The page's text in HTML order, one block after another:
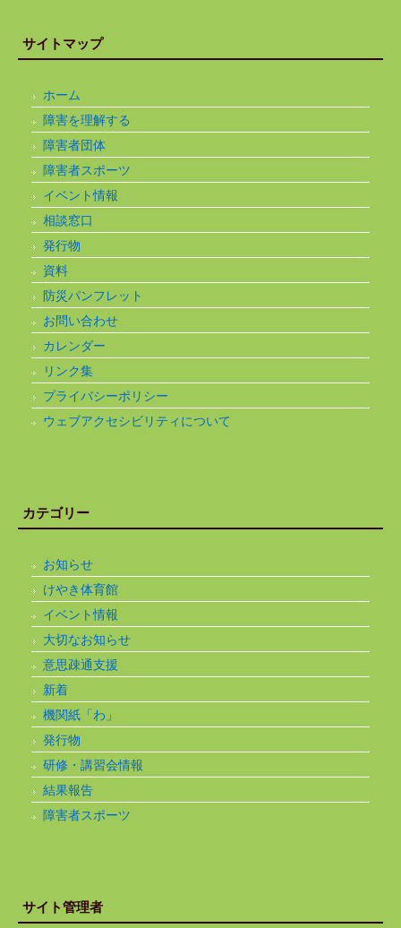
サイトマップ
ホーム
障害を理解する
障害者団体
障害者スポーツ
イベント情報
相談窓口
発行物
資料
防災パンフレット
お問い合わせ
カレンダー
リンク集
プライバシーポリシー
ウェブアクセシビリティについて
カテゴリー
お知らせ
けやき体育館
イベント情報
大切なお知らせ
意思疎通支援
新着
機関紙「わ」
発行物
研修・講習会情報
結果報告
障害者スポーツ
サイト管理者